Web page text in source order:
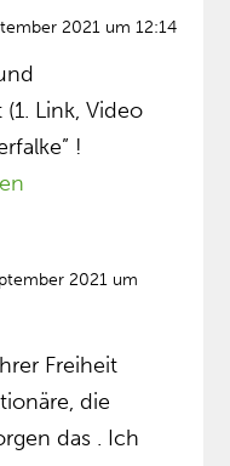
2021 um 12:14
Link, Video
!
2021 um
Freiheit
die
das . Ich